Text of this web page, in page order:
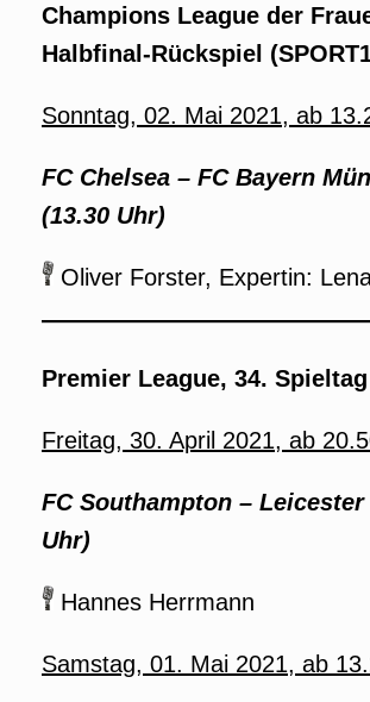
Champions League der
Halbfinal-Rückspiel
Sonntag, 02. Mai 2021, ab
FC Chelsea – FC Bayern
(13.30 Uhr)
Oliver Forster, Expertin:
Premier League, 34.
Freitag, 30. April 2021, ab
FC Southampton – Leicester
Uhr)
Hannes Herrmann
Samstag, 01. Mai 2021, ab